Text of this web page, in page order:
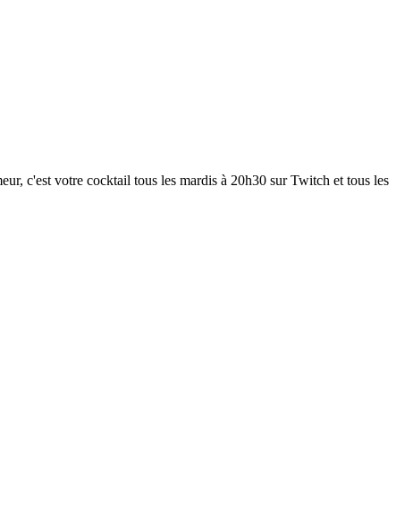
c'est votre cocktail tous les mardis à 20h30 sur Twitch et tous les